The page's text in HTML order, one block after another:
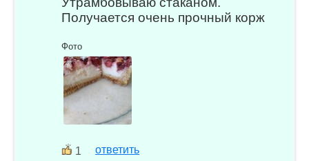
Получается очень прочный корж
Фото
1 ответить